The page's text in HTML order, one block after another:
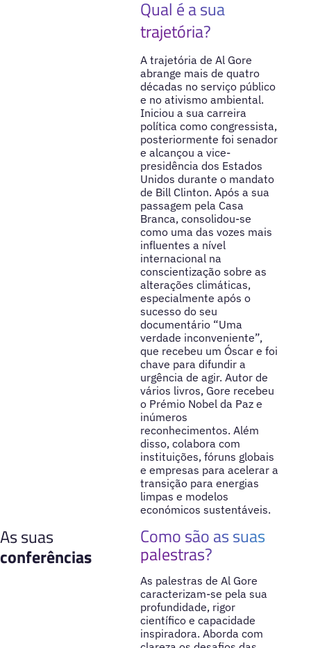
Qual é a sua
trajetória?
A trajetória de Al Gore
abrange mais de quatro
décadas no serviço público
e no ativismo ambiental.
Iniciou a sua carreira
política como congressista,
posteriormente foi senador
e alcançou a vice-
presidência dos Estados
Unidos durante o mandato
de Bill Clinton. Após a sua
passagem pela Casa
Branca, consolidou-se
como uma das vozes mais
influentes a nível
internacional na
conscientização sobre as
alterações climáticas,
especialmente após o
sucesso do seu
documentário “Uma
verdade inconveniente”,
que recebeu um Óscar e foi
chave para difundir a
urgência de agir. Autor de
vários livros, Gore recebeu
o Prémio Nobel da Paz e
inúmeros
reconhecimentos. Além
disso, colabora com
instituições, fóruns globais
e empresas para acelerar a
transição para energias
limpas e modelos
económicos sustentáveis.
As suas
conferências
Como são as suas
palestras?
As palestras de Al Gore
caracterizam-se pela sua
profundidade, rigor
científico e capacidade
inspiradora. Aborda com